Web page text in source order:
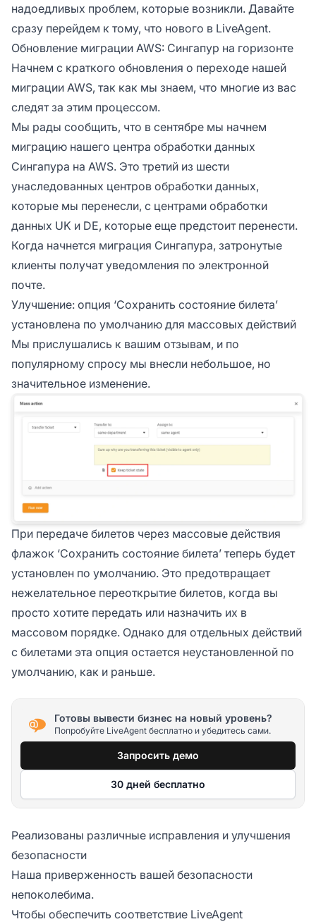
надоедливых проблем, которые возникли. Давайте
сразу перейдем к тому, что нового в LiveAgent.
Обновление миграции AWS: Сингапур на горизонте
Начнем с краткого обновления о переходе нашей
миграции AWS, так как мы знаем, что многие из вас
следят за этим процессом.
Мы рады сообщить, что в сентябре мы начнем
миграцию нашего центра обработки данных
Сингапура на AWS. Это третий из шести
унаследованных центров обработки данных,
которые мы перенесли, с центрами обработки
данных UK и DE, которые еще предстоит перенести.
Когда начнется миграция Сингапура, затронутые
клиенты получат уведомления по электронной
почте.
Улучшение: опция ‘Сохранить состояние билета’
установлена по умолчанию для массовых действий
Мы прислушались к вашим отзывам, и по
популярному спросу мы внесли небольшое, но
значительное изменение.
При передаче билетов через массовые действия
флажок ‘Сохранить состояние билета’ теперь будет
установлен по умолчанию. Это предотвращает
нежелательное переоткрытие билетов, когда вы
просто хотите передать или назначить их в
массовом порядке. Однако для отдельных действий
с билетами эта опция остается неустановленной по
умолчанию, как и раньше.
Готовы вывести бизнес на новый уровень?
Попробуйте LiveAgent бесплатно и убедитесь сами.
Запросить демо
30 дней бесплатно
Реализованы различные исправления и улучшения
безопасности
Наша приверженность вашей безопасности
непоколебима.
Чтобы обеспечить соответствие LiveAgent